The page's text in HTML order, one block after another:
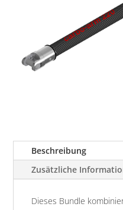
Beschreibung
Zusätzliche
Dieses Bundle